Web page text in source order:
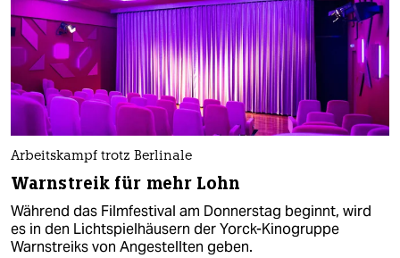
Arbeitskampf trotz Berlinale
Warnstreik für mehr Lohn
Während das Filmfestival am Donnerstag beginnt, wird
es in den Lichtspielhäusern der Yorck-Kinogruppe
Warnstreiks von Angestellten geben.